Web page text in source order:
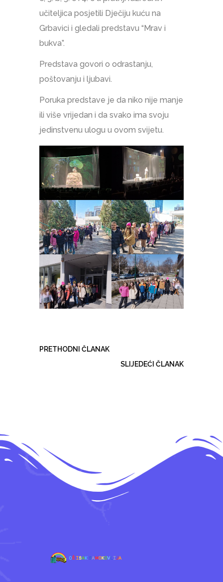
učiteljica posjetili Dječiju kuću na
Grbavici i gledali predstavu “Mrav i
bukva”.
Predstava govori o odrastanju,
poštovanju i ljubavi.
Poruka predstave je da niko nije manje
ili više vrijedan i da svako ima svoju
jedinstvenu ulogu u ovom svijetu.
PRETHODNI ČLANAK
SLIJEDEĆI ČLANAK